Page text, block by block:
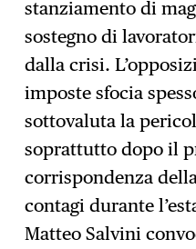
stanziamento di
sostegno di
dalla crisi.
imposte sfocia
sottovaluta la
soprattutto dopo il
corrispondenza
contagi durante
Matteo Salvini